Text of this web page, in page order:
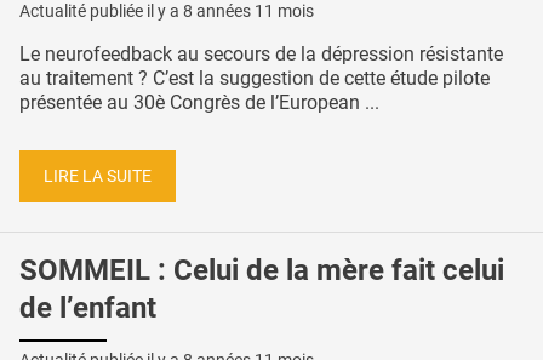
Actualité publiée il y a 8 années 11 mois
Le neurofeedback au secours de la dépression résistante
au traitement ? C’est la suggestion de cette étude pilote
présentée au 30è Congrès de l’European ...
LIRE LA SUITE
SOMMEIL : Celui de la mère fait celui
de l’enfant